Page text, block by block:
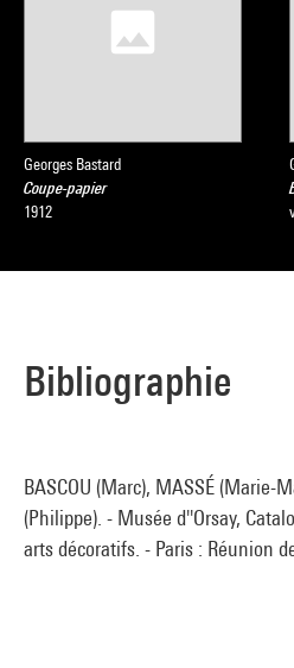
Georges Bastard
Coupe-papier
1912
Bibliographie
BASCOU (Marc), MASSÉ (Marie-
(Philippe). - Musée d''Orsay,
arts décoratifs. - Paris : Réunion